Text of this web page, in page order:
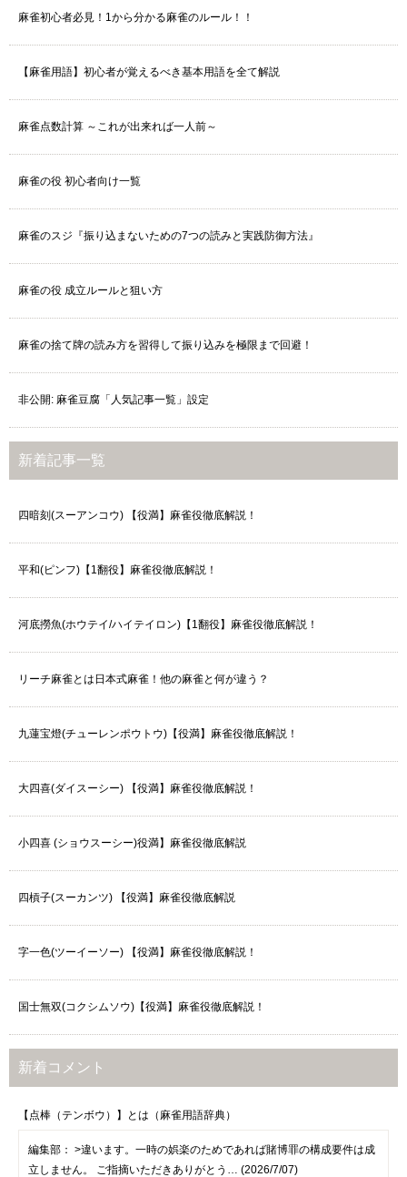
麻雀初心者必見！1から分かる麻雀のルール！！
【麻雀用語】初心者が覚えるべき基本用語を全て解説
麻雀点数計算 ～これが出来れば一人前～
麻雀の役 初心者向け一覧
麻雀のスジ『振り込まないための7つの読みと実践防御方法』
麻雀の役 成立ルールと狙い方
麻雀の捨て牌の読み方を習得して振り込みを極限まで回避！
非公開: 麻雀豆腐「人気記事一覧」設定
新着記事一覧
四暗刻(スーアンコウ) 【役満】麻雀役徹底解説！
平和(ピンフ)【1翻役】麻雀役徹底解説！
河底撈魚(ホウテイ/ハイテイロン)【1翻役】麻雀役徹底解説！
リーチ麻雀とは日本式麻雀！他の麻雀と何が違う？
九蓮宝燈(チューレンポウトウ)【役満】麻雀役徹底解説！
大四喜(ダイスーシー) 【役満】麻雀役徹底解説！
小四喜 (ショウスーシー)役満】麻雀役徹底解説
四槓子(スーカンツ) 【役満】麻雀役徹底解説
字一色(ツーイーソー) 【役満】麻雀役徹底解説！
国士無双(コクシムソウ)【役満】麻雀役徹底解説！
新着コメント
【点棒（テンボウ）】とは（麻雀用語辞典）
編集部： >違います。一時の娯楽のためであれば賭博罪の構成要件は成
立しません。 ご指摘いただきありがとう… (2026/7/07)